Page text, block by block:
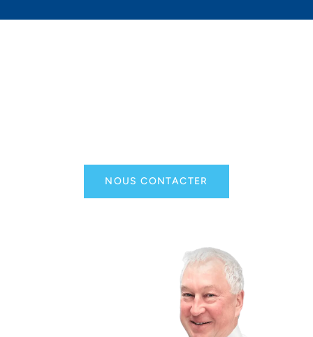
NOUS CONTACTER